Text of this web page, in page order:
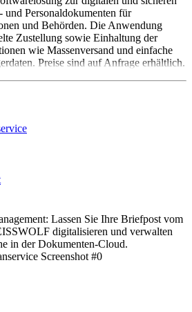
und Personaldokumenten für
und Behörden. Die Anwendung
Zustellung sowie Einhaltung der
wie Massenversand und einfache
Preise sind auf Anfrage erhältlich.
Lassen Sie Ihre Briefpost vom
digitalisieren und verwalten
in der Dokumenten-Cloud.